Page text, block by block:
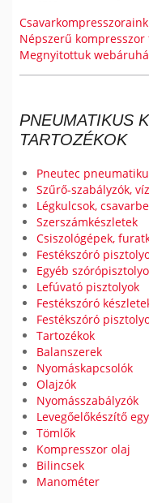
Népszerű
Megnyitottuk
PNEUMATIKUS
TARTOZÉKOK
Pneutec
Szűrő-szabályzók,
Légkulcsok,
Szerszámkészletek
Csiszológépek,
Festékszóró
Egyéb
Lefúvató pisztolyok
Festékszóró
Festékszóró
Tartozékok
Balanszerek
Nyomáskapcsolók
Olajzók
Nyomásszabályzók
Levegőelőkészítő
Tömlők
Kompresszor olaj
Bilincsek
Manométer